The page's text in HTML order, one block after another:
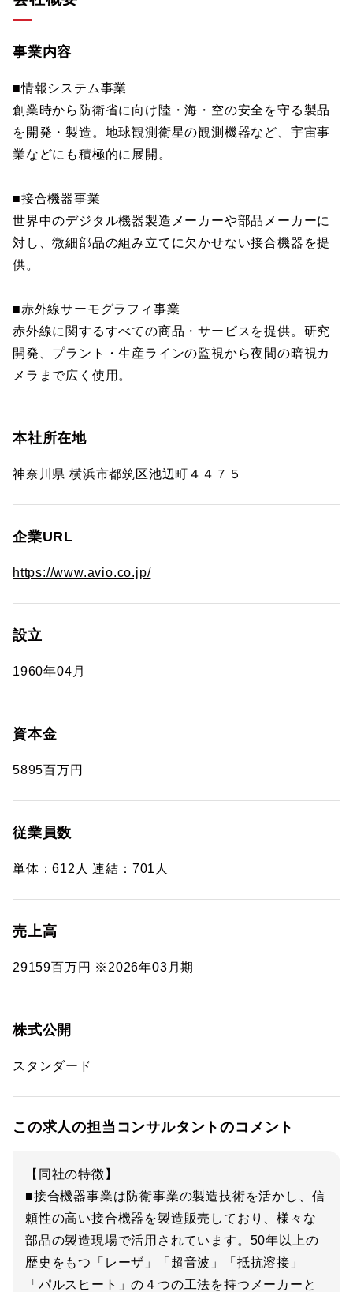
事業内容
■情報システム事業
創業時から防衛省に向け陸・海・空の安全を守る製品
を開発・製造。地球観測衛星の観測機器など、宇宙事
業などにも積極的に展開。
■接合機器事業
世界中のデジタル機器製造メーカーや部品メーカーに
対し、微細部品の組み立てに欠かせない接合機器を提
供。
■赤外線サーモグラフィ事業
赤外線に関するすべての商品・サービスを提供。研究
開発、プラント・生産ラインの監視から夜間の暗視カ
メラまで広く使用。
本社所在地
神奈川県 横浜市都筑区池辺町４４７５
企業URL
https://www.avio.co.jp/
設立
1960年04月
資本金
5895百万円
従業員数
単体：612人 連結：701人
売上高
29159百万円 ※2026年03月期
株式公開
スタンダード
この求人の担当コンサルタントのコメント
【同社の特徴】
■接合機器事業は防衛事業の製造技術を活かし、信
頼性の高い接合機器を製造販売しており、様々な
部品の製造現場で活用されています。50年以上の
歴史をもつ「レーザ」「超音波」「抵抗溶接」
「パルスヒート」の４つの工法を持つメーカーと